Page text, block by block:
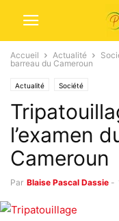
Accueil Actualité
barreau du Cameroun
Actualité Société
l’examen
Cameroun
Par Blaise Pascal Dassie -